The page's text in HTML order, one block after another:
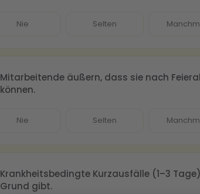
Nie Selten
Mitarbeitende äußern, dass sie nach
können.
Nie Selten
Krankheitsbedingte Kurzausfälle (1–3
Grund gibt.